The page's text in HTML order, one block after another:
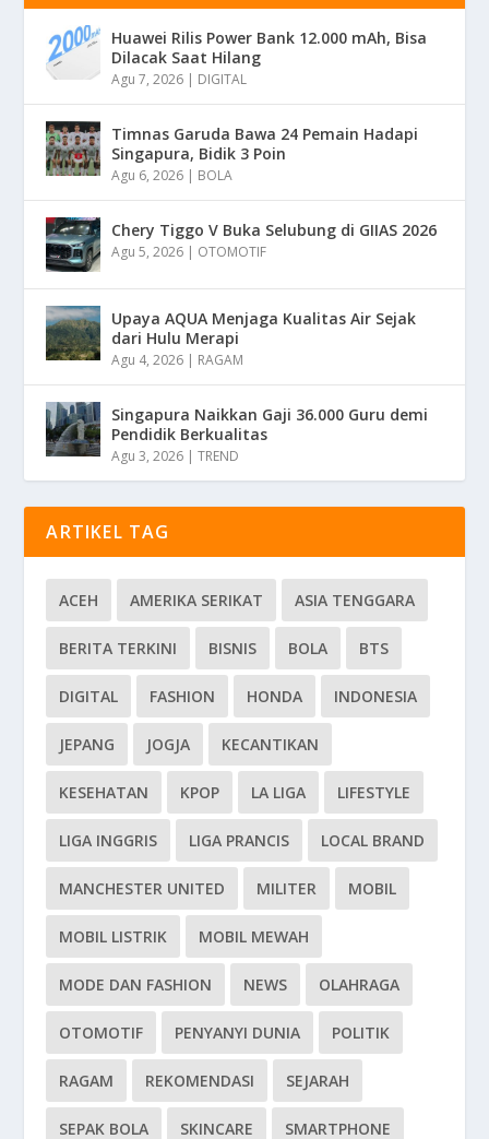
Huawei Rilis Power Bank 12.000 mAh, Bisa
Dilacak Saat Hilang
Agu 7, 2026 | DIGITAL
Timnas Garuda Bawa 24 Pemain Hadapi
Singapura, Bidik 3 Poin
Agu 6, 2026 | BOLA
Chery Tiggo V Buka Selubung di GIIAS 2026
Agu 5, 2026 | OTOMOTIF
Upaya AQUA Menjaga Kualitas Air Sejak
dari Hulu Merapi
Agu 4, 2026 | RAGAM
Singapura Naikkan Gaji 36.000 Guru demi
Pendidik Berkualitas
Agu 3, 2026 |TREND
ARTIKEL TAG
ACEH AMERIKA SERIKAT ASIA TENGGARA
BERITA TERKINI BISNIS BOLA BTS
DIGITAL FASHION HONDA INDONESIA
JEPANG JOGJA KECANTIKAN
KESEHATAN KPOP LA LIGA LIFESTYLE
LIGA INGGRIS LIGA PRANCIS LOCAL BRAND
MANCHESTER UNITED MILITER MOBIL
MOBIL LISTRIK MOBIL MEWAH
MODE DAN FASHION NEWS OLAHRAGA
OTOMOTIF PENYANYI DUNIA POLITIK
RAGAM REKOMENDASI SEJARAH
SEPAK BOLA SKINCARE SMARTPHONE